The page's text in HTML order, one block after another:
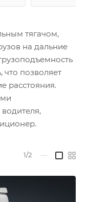
тягачом,
на дальние
позволяет
расстояния.
1/2 —